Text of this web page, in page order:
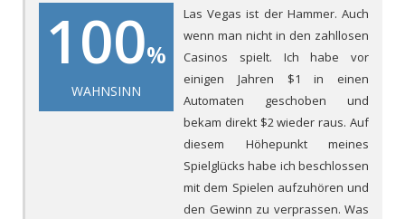
100%
WAHNSINN
Las Vegas ist der Hammer. Auch
wenn man nicht in den zahllosen
Casinos spielt. Ich habe vor
einigen Jahren $1 in einen
Automaten geschoben und
bekam direkt $2 wieder raus. Auf
diesem Höhepunkt meines
Spielglücks habe ich beschlossen
mit dem Spielen aufzuhören und
den Gewinn zu verprassen. Was